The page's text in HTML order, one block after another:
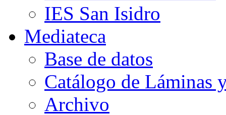
IES San Isidro
Mediateca
Base de datos
Catálogo de Láminas
Archivo